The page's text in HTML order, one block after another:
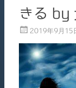
きる by
2019年9月15